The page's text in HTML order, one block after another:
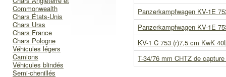
Commonwealth
Chars États-Unis
Chars Urss
Chars France
Chars Pologne
Véhicules légers
Camions
Véhicules blindés
Semi-chenillés
Panzerkampfwagen KV-1E
Panzerkampfwagen KV-1E
KV-1 C 753 (r)7,5 cm KwK
T-34/76 mm CHTZ de capture